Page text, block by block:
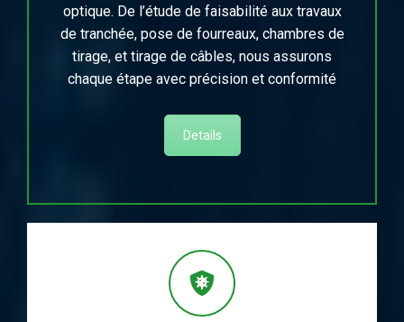
optique. De l’étude de faisabilité aux travaux
de tranchée, pose de fourreaux, chambres de
tirage, et tirage de câbles, nous assurons
chaque étape avec précision et conformité
Details